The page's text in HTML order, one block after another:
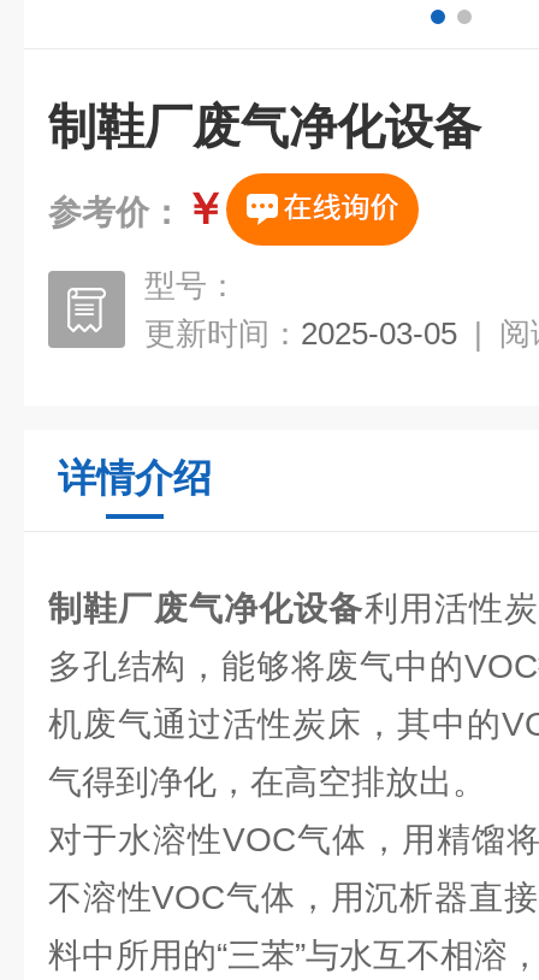
制鞋厂废气净化设备
参考价： ￥
型号：
更新时间： 2025-03-05 | 阅
详情介绍
制鞋厂废气净化设备利用活性
多孔结构，能够将废气中的
机废气通过活性炭床，其中的
气得到净化，在高空排放出。
对于水溶性VOC气体，用精馏
不溶性VOC气体，用沉析器直
料中所用的“三苯”与水互不相溶